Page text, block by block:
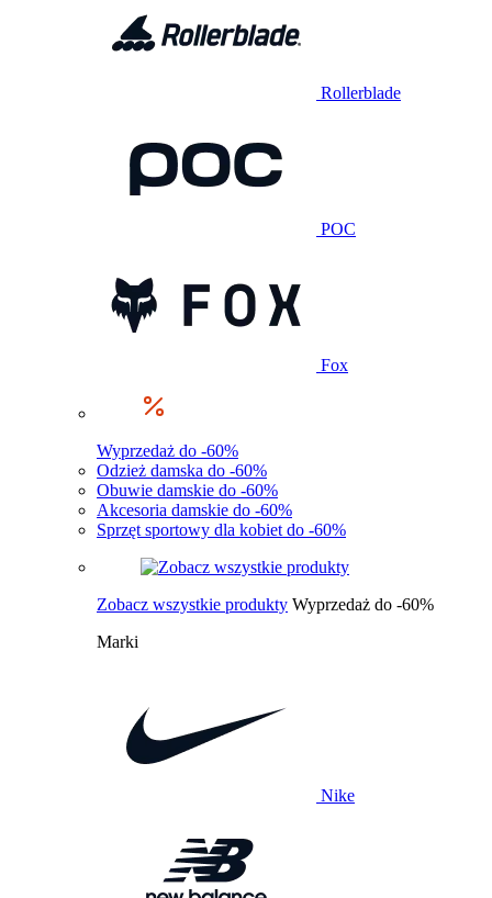
Rollerblade
POC
Fox
Wyprzedaż do -60%
Odzież damska do -60%
Obuwie damskie do -60%
Akcesoria damskie do -60%
Sprzęt sportowy dla kobiet do -60%
Zobacz wszystkie produkty Wyprzedaż do -60%
Marki
Nike